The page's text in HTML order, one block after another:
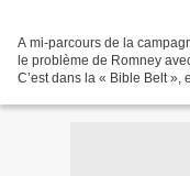
A mi-parcours de la
le problème de Romney
C’est dans la « Bible Belt »,